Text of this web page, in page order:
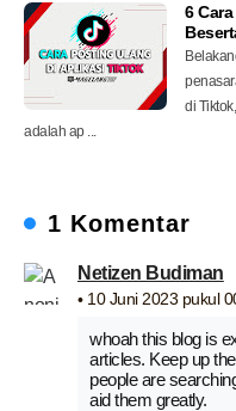
6
di
adalah ap ...
1 Komentar
Netizen Budiman
10 Juni 2023 pukul
whoah this blog is
articles. Keep up
people are
aid them greatly.